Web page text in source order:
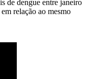
de dengue entre janeiro
relação ao mesmo